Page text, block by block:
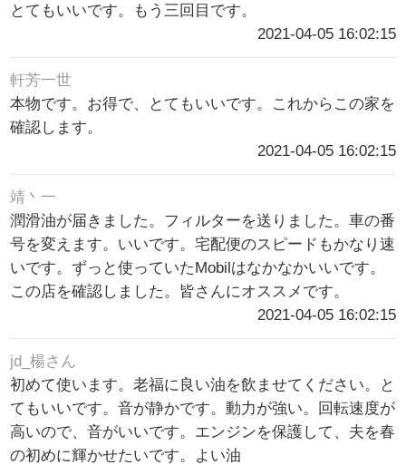
とてもいいです。もう三回目です。
2021-04-05 16:02:15
軒芳一世
本物です。お得で、とてもいいです。これからこの家を
確認します。
2021-04-05 16:02:15
靖丶一
潤滑油が届きました。フィルターを送りました。車の番
号を変えます。いいです。宅配便のスピードもかなり速
いです。ずっと使っていたMobilはなかなかいいです。
この店を確認しました。皆さんにオススメです。
2021-04-05 16:02:15
jd_楊さん
初めて使います。老福に良い油を飲ませてください。と
てもいいです。音が静かです。動力が強い。回転速度が
高いので、音がいいです。エンジンを保護して、夫を春
の初めに輝かせたいです。よい油